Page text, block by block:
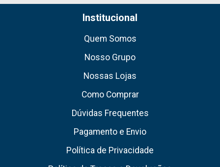
Institucional
Quem Somos
Nosso Grupo
Nossas Lojas
Como Comprar
Dúvidas Frequentes
Pagamento e Envio
Política de Privacidade